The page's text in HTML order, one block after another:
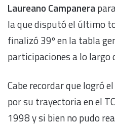
Laureano Campanera
la que disputó el último
finalizó 39º en la tabla
participaciones a lo largo
Cabe recordar que logró
por su trayectoria en el
1998 y si bien no pudo